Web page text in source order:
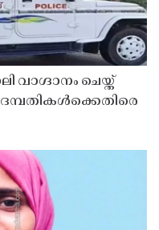
ചെയ്ത്
ദമ്പതികൾക്കെതിരെ